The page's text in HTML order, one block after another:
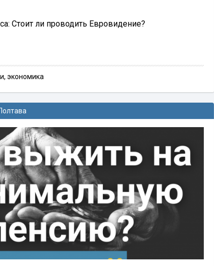
Стоит ли проводить Евровидение?
, экономика